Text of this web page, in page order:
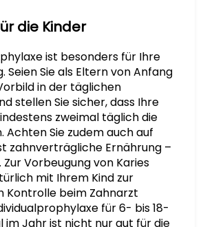
die Kinder
ist besonders für Ihre
Seien Sie als Eltern von Anfang
in der täglichen
stellen Sie sicher, dass Ihre
zweimal täglich die
Achten Sie zudem auch auf
zahnverträgliche Ernährung –
Zur Vorbeugung von Karies
mit Ihrem Kind zur
Kontrolle beim Zahnarzt
für 6- bis 18-
im Jahr ist nicht nur gut für die